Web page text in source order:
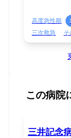
高度急性期
三次救急
この病院
三井記念